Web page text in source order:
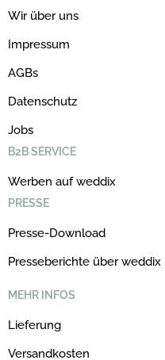
Wir über uns
Impressum
AGBs
Datenschutz
Jobs
B2B SERVICE
Werben auf weddix
PRESSE
Presse-Download
Presseberichte über weddix
MEHR INFOS
Lieferung
Versandkosten